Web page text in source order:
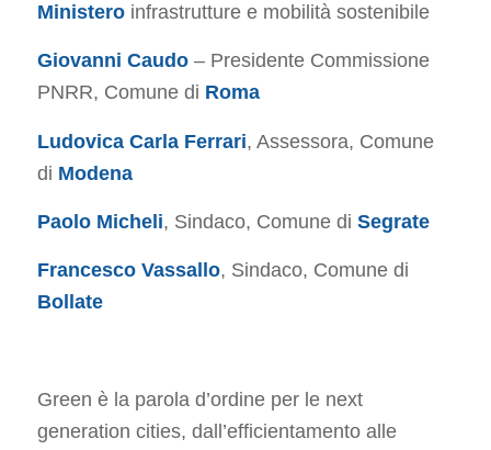
Ministeroinfrastrutture e mobilità sostenibile
Giovanni Caudo– Presidente Commissione
PNRR, Comune di Roma
Ludovica Carla Ferrari, Assessora, Comune
di Modena
Paolo Micheli, Sindaco, Comune di Segrate
Francesco Vassallo, Sindaco, Comune di
Bollate
Green è la parola d’ordine per le next
generation cities, dall’efficientamento alle